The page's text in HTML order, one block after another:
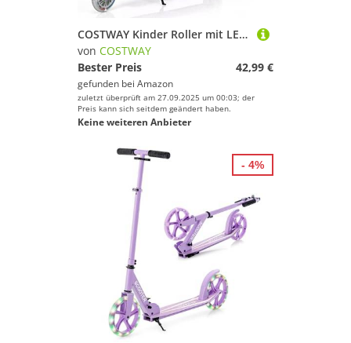
COSTWAY Kinder Roller mit LED Rädern, Kinder Scooter ab 4 Jahre, Cityroller höhenverstellbar, Kinder Kickscooter Tretroller für Junge und Mädchen (Lila)
von COSTWAY
Bester Preis
42,99 €
gefunden bei Amazon
zuletzt überprüft am 27.09.2025 um 00:03; der
Preis kann sich seitdem geändert haben.
Keine weiteren Anbieter
- 4%